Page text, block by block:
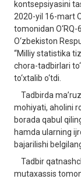
kоntsеpsiyasini
2020-yil 16-mаrt
tоmоnidаn
O‘zbеkistоn
“Milliy stаtistikа
chоrа-tаdbirlаri
to‘xtalib o‘tdi.
Tadbirda
mohiyati, aholini
borada qabul
hamda ularning
bajarilishi
Tadbir
mutaxassis